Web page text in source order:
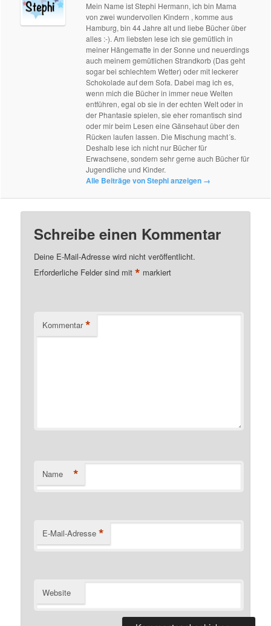
Mein Name ist Stephi Hermann, ich bin Mama
von zwei wundervollen Kindern , komme aus
Hamburg, bin 44 Jahre alt und liebe Bücher über
alles :-). Am liebsten lese ich sie gemütlich in
meiner Hängematte in der Sonne und neuerdings
auch meinem gemütlichen Strandkorb (Das geht
sogar bei schlechtem Wetter) oder mit leckerer
Schokolade auf dem Sofa. Dabei mag ich es,
wenn mich die Bücher in immer neue Welten
entführen, egal ob sie in der echten Welt oder in
der Phantasie spielen, sie eher romantisch sind
oder mir beim Lesen eine Gänsehaut über den
Rücken laufen lassen. Die Mischung macht´s.
Deshalb lese ich nicht nur Bücher für
Erwachsene, sondern sehr gerne auch Bücher für
Jugendliche und Kinder.
Alle Beiträge von Stephi anzeigen →
Schreibe einen Kommentar
Deine E-Mail-Adresse wird nicht veröffentlicht.
Erforderliche Felder sind mit* markiert
Kommentar *
Name *
E-Mail-Adresse *
Website